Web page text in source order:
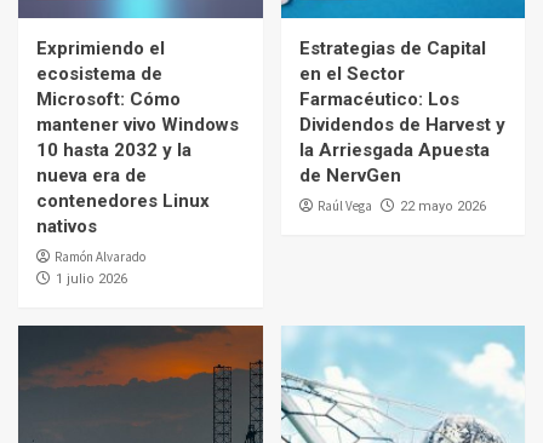
Exprimiendo el
ecosistema de
Microsoft: Cómo
mantener vivo Windows
10 hasta 2032 y la
nueva era de
contenedores Linux
nativos
Ramón Alvarado
1 julio 2026
Estrategias de Capital
en el Sector
Farmacéutico: Los
Dividendos de Harvest y
la Arriesgada Apuesta
de NervGen
Raúl Vega 22 mayo 2026